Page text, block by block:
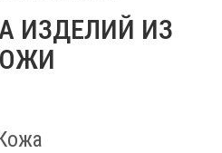
ИЗДЕЛИЙ ИЗ